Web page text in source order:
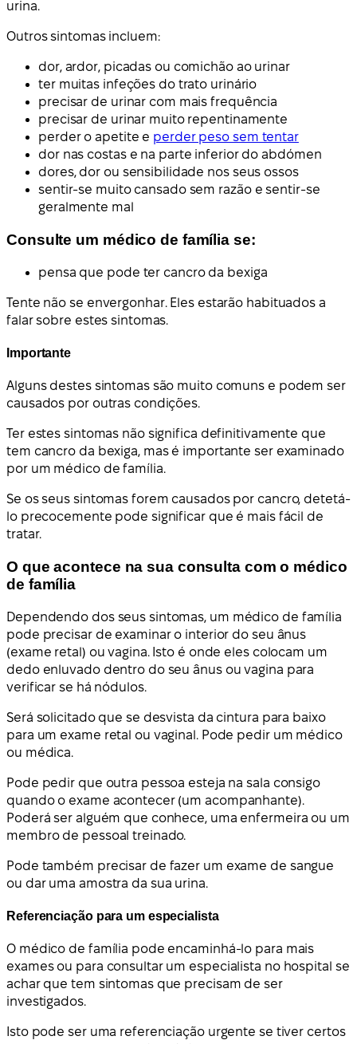
urina.
Outros sintomas incluem:
dor, ardor, picadas ou comichão ao urinar
ter muitas infeções do trato urinário
precisar de urinar com mais frequência
precisar de urinar muito repentinamente
perder o apetite e perder peso sem tentar
dor nas costas e na parte inferior do abdómen
dores, dor ou sensibilidade nos seus ossos
sentir-se muito cansado sem razão e sentir-se
geralmente mal
Consulte um médico de família se:
pensa que pode ter cancro da bexiga
Tente não se envergonhar. Eles estarão habituados a
falar sobre estes sintomas.
Importante
Alguns destes sintomas são muito comuns e podem ser
causados por outras condições.
Ter estes sintomas não significa definitivamente que
tem cancro da bexiga, mas é importante ser examinado
por um médico de família.
Se os seus sintomas forem causados por cancro, detetá-
lo precocemente pode significar que é mais fácil de
tratar.
O que acontece na sua consulta com o médico
de família
Dependendo dos seus sintomas, um médico de família
pode precisar de examinar o interior do seu ânus
(exame retal) ou vagina. Isto é onde eles colocam um
dedo enluvado dentro do seu ânus ou vagina para
verificar se há nódulos.
Será solicitado que se desvista da cintura para baixo
para um exame retal ou vaginal. Pode pedir um médico
ou médica.
Pode pedir que outra pessoa esteja na sala consigo
quando o exame acontecer (um acompanhante).
Poderá ser alguém que conhece, uma enfermeira ou um
membro de pessoal treinado.
Pode também precisar de fazer um exame de sangue
ou dar uma amostra da sua urina.
Referenciação para um especialista
O médico de família pode encaminhá-lo para mais
exames ou para consultar um especialista no hospital se
achar que tem sintomas que precisam de ser
investigados.
Isto pode ser uma referenciação urgente se tiver certos